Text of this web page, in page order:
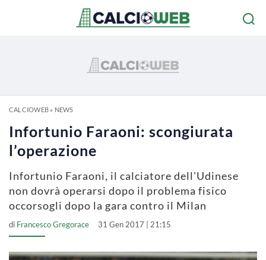
CALCIOWEB» NEWS
Infortunio Faraoni: scongiurata
l’operazione
Infortunio Faraoni, il calciatore dell'Udinese
non dovrà operarsi dopo il problema fisico
occorsogli dopo la gara contro il Milan
di Francesco Gregorace 31 Gen 2017 | 21:15